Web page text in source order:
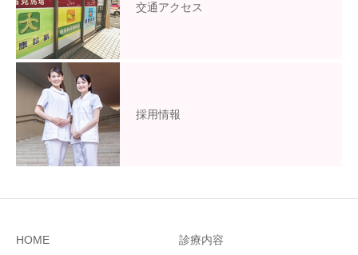
交通アクセス
採用情報
HOME 診療内容